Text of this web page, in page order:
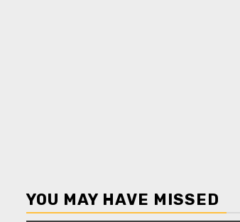
YOU MAY HAVE MISSED